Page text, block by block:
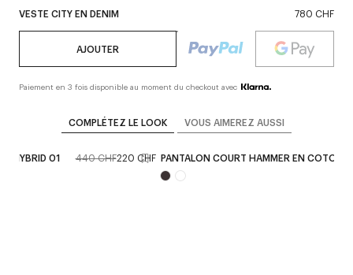
VESTE CITY EN DENIM 780 CHF
AJOUTER
Paiement en 3 fois disponible au moment du checkout avec
COMPLÉTEZ LE LOOK VOUS AIMEREZ AUSSI
HYBRID 01 440 CHF220 CHF PANTALON COURT HAMMER EN COTON